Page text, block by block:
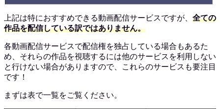
上記は特におすすめできる動画配信サービスですが、 全ての
作品を配信している訳ではありません。
各動画配信サービスで配信権を独占している場合もあるた
め、それらの作品を視聴するには他のサービスを利用しない
と行けない場合がありますので、これらのサービスも要注目
です！
まずは表で一覧をご覧ください。